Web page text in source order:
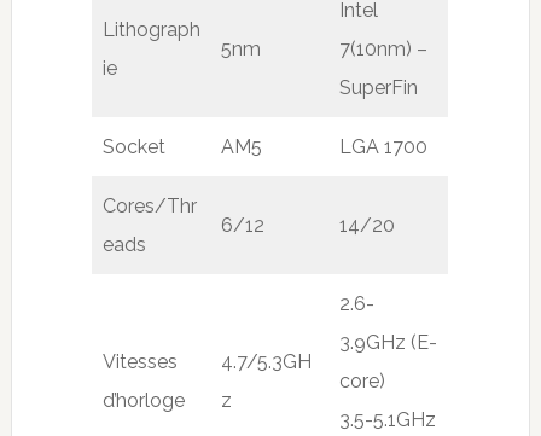
Lithograph
ie
5nm
Intel
7(10nm) –
SuperFin
Socket AM5 LGA 1700
Cores/Thr
eads
6/12 14/20
Vitesses
d’horloge
4.7/5.3GH
z
2.6-
3.9GHz (E-
core)
3.5-5.1GHz